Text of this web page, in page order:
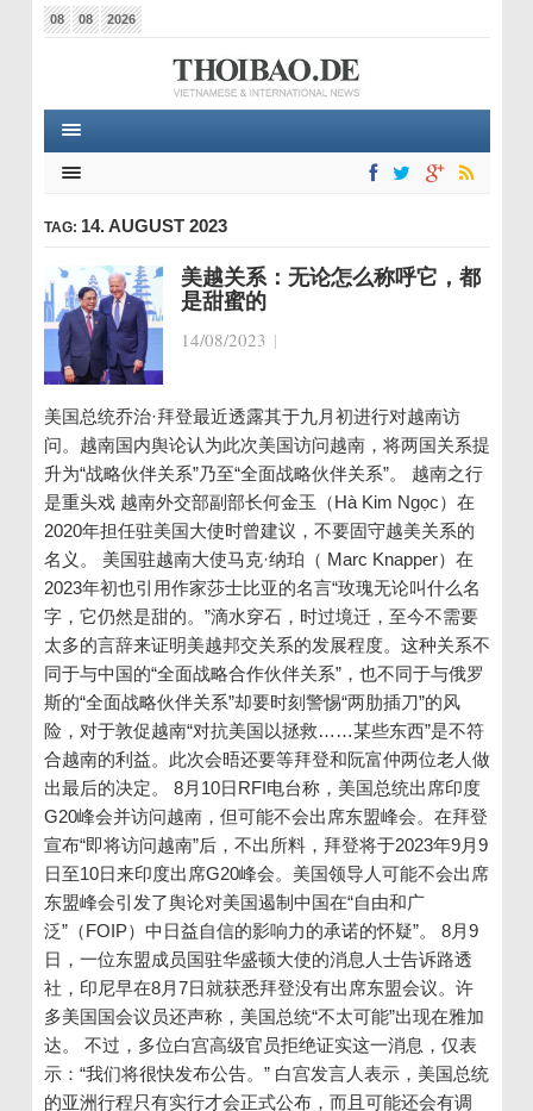
08 08 2026
TAG: 14. AUGUST 2023
美越关系：无论怎么称呼它，都
是甜蜜的
14/08/2023 |
美国总统乔治·拜登最近透露其于九月初进行对越南访
问。越南国内舆论认为此次美国访问越南，将两国关系提
升为“战略伙伴关系”乃至“全面战略伙伴关系”。 越南之行
是重头戏 越南外交部副部长何金玉（Hà Kim Ngọc）在
2020年担任驻美国大使时曾建议，不要固守越美关系的
名义。 美国驻越南大使马克·纳珀（ Marc Knapper）在
2023年初也引用作家莎士比亚的名言“玫瑰无论叫什么名
字，它仍然是甜的。”滴水穿石，时过境迁，至今不需要
太多的言辞来证明美越邦交关系的发展程度。这种关系不
同于与中国的“全面战略合作伙伴关系”，也不同于与俄罗
斯的“全面战略伙伴关系”却要时刻警惕“两肋插刀”的风
险，对于敦促越南“对抗美国以拯救……某些东西”是不符
合越南的利益。此次会晤还要等拜登和阮富仲两位老人做
出最后的决定。 8月10日RFI电台称，美国总统出席印度
G20峰会并访问越南，但可能不会出席东盟峰会。在拜登
宣布“即将访问越南”后，不出所料，拜登将于2023年9月9
日至10日来印度出席G20峰会。美国领导人可能不会出席
东盟峰会引发了舆论对美国遏制中国在“自由和广
泛”（FOIP）中日益自信的影响力的承诺的怀疑”。 8月9
日，一位东盟成员国驻华盛顿大使的消息人士告诉路透
社，印尼早在8月7日就获悉拜登没有出席东盟会议。许
多美国国会议员还声称，美国总统“不太可能”出现在雅加
达。 不过，多位白宫高级官员拒绝证实这一消息，仅表
示：“我们将很快发布公告。” 白宫发言人表示，美国总统
的亚洲行程只有实行才会正式公布，而且可能还会有调